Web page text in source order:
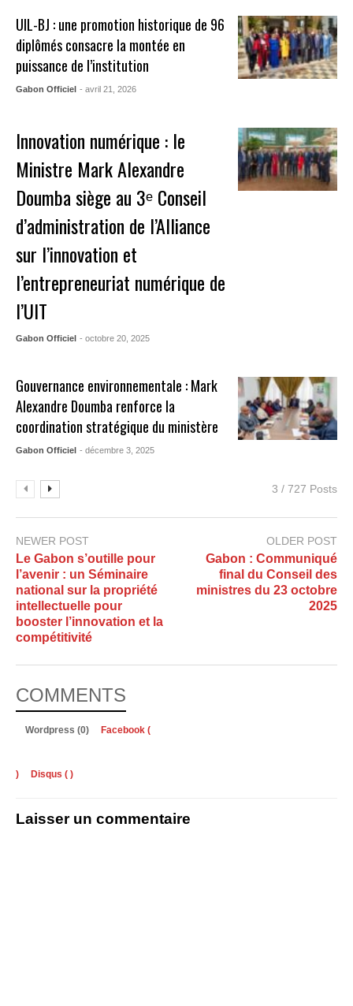
UIL-BJ : une promotion historique de 96
diplômés consacre la montée en
puissance de l’institution
Gabon Officiel - avril 21, 2026
Innovation numérique : le
Ministre Mark Alexandre
Doumba siège au 3ᵉ Conseil
d’administration de l’Alliance
sur l’innovation et
l’entrepreneuriat numérique de
l’UIT
Gabon Officiel - octobre 20, 2025
Gouvernance environnementale : Mark
Alexandre Doumba renforce la
coordination stratégique du ministère
Gabon Officiel - décembre 3, 2025
3 / 727 Posts
NEWER POST
Le Gabon s’outille pour
l’avenir : un Séminaire
national sur la propriété
intellectuelle pour
booster l’innovation et la
compétitivité
OLDER POST
Gabon : Communiqué
final du Conseil des
ministres du 23 octobre
2025
COMMENTS
Wordpress (0) Facebook (
) Disqus ( )
Laisser un commentaire